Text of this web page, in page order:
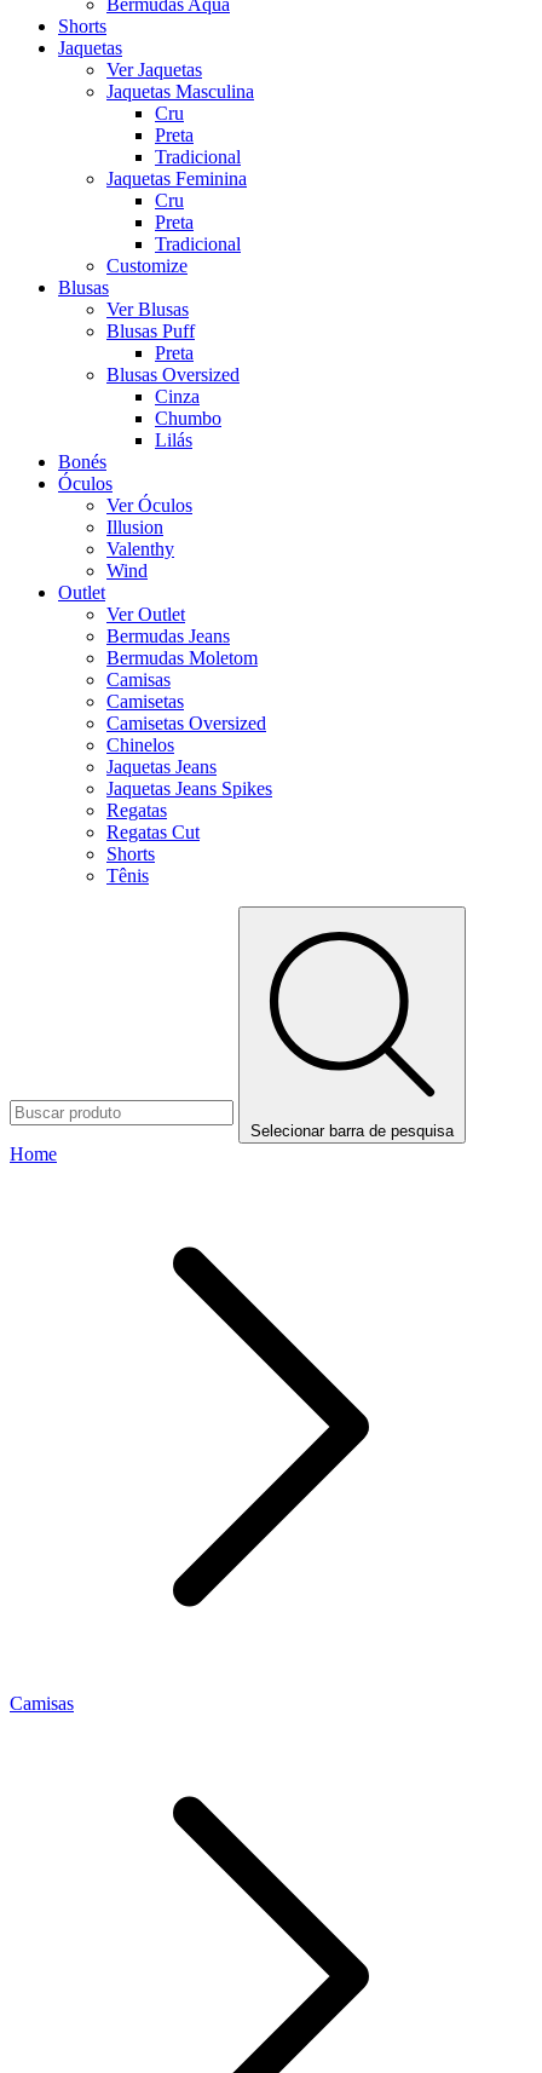
Bermudas Aqua
Shorts
Jaquetas
Ver Jaquetas
Jaquetas Masculina
Cru
Preta
Tradicional
Jaquetas Feminina
Cru
Preta
Tradicional
Customize
Blusas
Ver Blusas
Blusas Puff
Preta
Blusas Oversized
Cinza
Chumbo
Lilás
Bonés
Óculos
Ver Óculos
Illusion
Valenthy
Wind
Outlet
Ver Outlet
Bermudas Jeans
Bermudas Moletom
Camisas
Camisetas
Camisetas Oversized
Chinelos
Jaquetas Jeans
Jaquetas Jeans Spikes
Regatas
Regatas Cut
Shorts
Tênis
Selecionar barra de pesquisa
Home
Camisas